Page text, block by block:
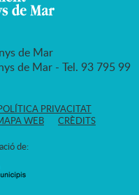
de Mar
de Mar - Tel. 93 795 99
PRIVACITAT
WEB CRÈDITS
de: